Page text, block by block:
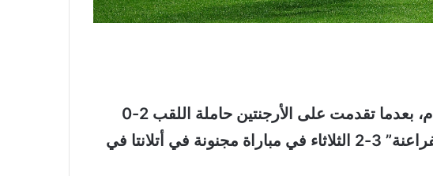
اعتقدت مصر انها ستفجر واحدة من أضخم المفاجآت في تاريخ كأس العالم لكرة القدم، بعدما تقدمت على الأرجنتين حاملة اللقب 2-0
حتى الدقيقة 79، لكن ليونيل ميسي ورفاقه كان لهم رأي آخر بقلبهم الطاولة على “الفراعنة” 3-2 الثلاثاء في مباراة مجنونة في أتلانتا في